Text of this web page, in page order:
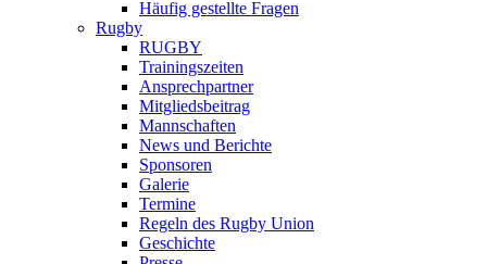
Häufig gestellte Fragen
Rugby
RUGBY
Trainingszeiten
Ansprechpartner
Mitgliedsbeitrag
Mannschaften
News und Berichte
Sponsoren
Galerie
Termine
Regeln des Rugby Union
Geschichte